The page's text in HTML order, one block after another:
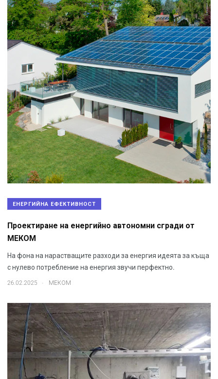
ЕНЕРГИЙНА ЕФЕКТИВНОСТ
Проектиране на енергийно автономни сгради от
МЕКОМ
На фона на нарастващите разходи за енергия идеята за къща
с нулево потребление на енергия звучи перфектно.
26.02.2025 . МЕКОМ